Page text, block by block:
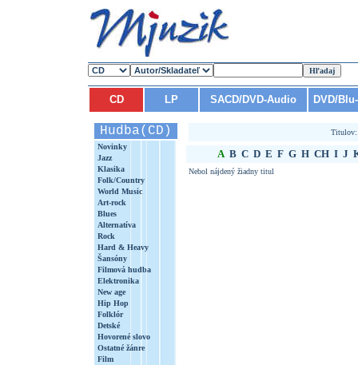
CD LP SACD/DVD-Audio DVD/
Hudba(CD)
Novinky
Jazz
Klasika
Folk/Country
World Music
Art-rock
Blues
Alternatíva
Rock
Hard & Heavy
Šansóny
Filmová hudba
Elektronika
New age
Hip Hop
Folklór
Detské
Hovorené slovo
Ostatné žánre
Film
A B C D E F G H CH I J
Nebol nájdený žiadny titul